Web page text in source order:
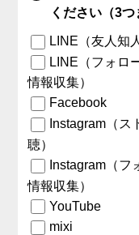
ください（3つ
LINE（友人知
LINE（フォロ
情報収集）
Facebook
Instagram（ス
聴）
Instagram（
情報収集）
YouTube
mixi